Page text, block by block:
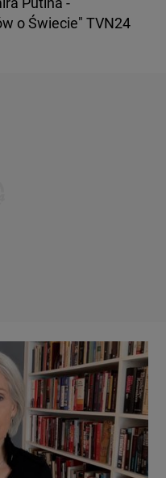
o Świecie" TVN24